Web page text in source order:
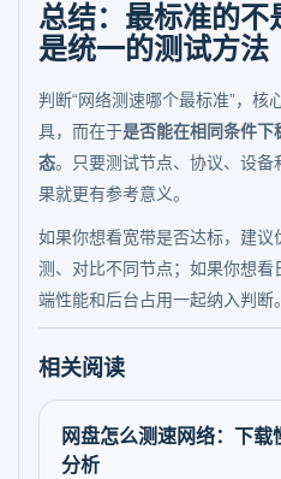
总结：最标准的不
是统一的测试方法
判断“网络测速哪个最标准”，核
具，而在于是否能在相同条件下
态。只要测试节点、协议、设
果就更有参考意义。
如果你想看宽带是否达标，建议
测、对比不同节点；如果你想
端性能和后台占用一起纳入判断。
相关阅读
网盘怎么测速网络：下载
分析